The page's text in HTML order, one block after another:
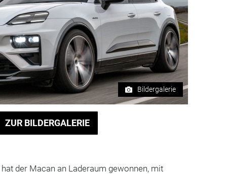
Bildergalerie
ZUR BILDERGALERIE
hat der Macan an Laderaum gewonnen, mit